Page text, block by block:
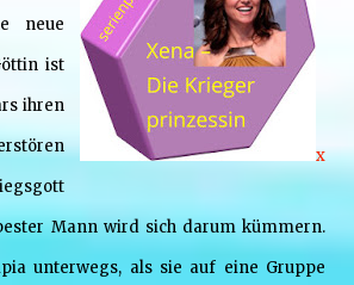
x
neue
ist
ihren
Mann wird sich darum kümmern.
unterwegs, als sie auf eine Gruppe